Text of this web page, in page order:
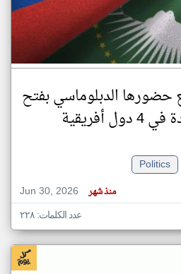
حضورها الدبلوماسي بفتح
أفريقية
Politics
Jun 30, 2026
منذ شهر
عدد الكلمات: ٢٢٨